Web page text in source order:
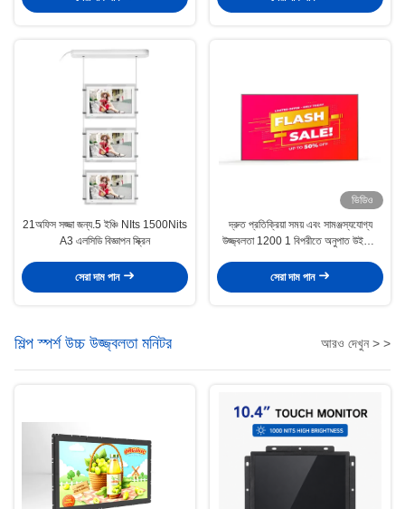
21অফিস সজ্জা জন্য.5 ইঞ্চি NIts 1500Nits
A3 এলসিডি বিজ্ঞাপন স্ক্রিন
সেরা দাম পান
ভিডিও
দ্রুত প্রতিক্রিয়া সময় এবং সামঞ্জস্যযোগ্য
উজ্জ্বলতা 1200 1 বিপরীতে অনুপাত উইন্ডোর
সেরা দাম পান
শিল্প স্পর্শ উচ্চ উজ্জ্বলতা মনিটর আরও দেখুন > >